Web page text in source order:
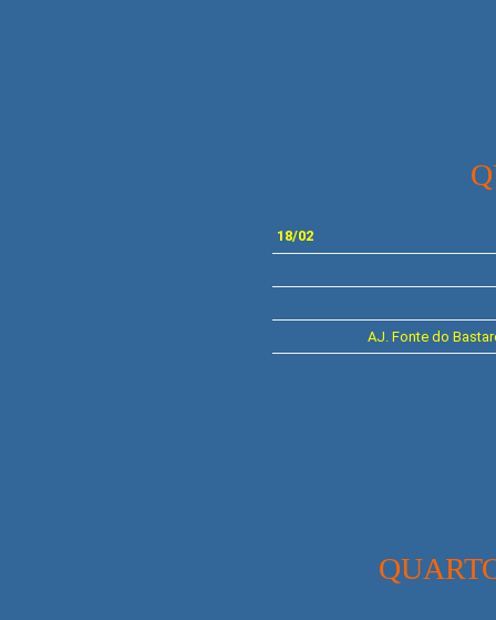
18/02
AJ. Fonte do